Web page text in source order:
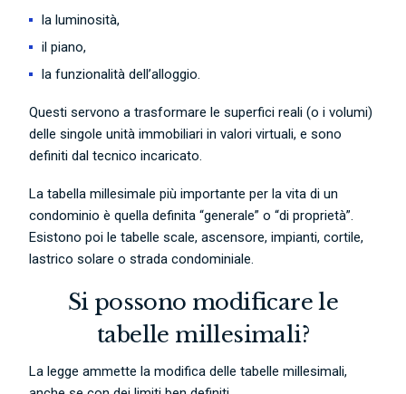
la luminosità,
il piano,
la funzionalità dell’alloggio.
Questi servono a trasformare le superfici reali (o i volumi)
delle singole unità immobiliari in valori virtuali, e sono
definiti dal tecnico incaricato.
La tabella millesimale più importante per la vita di un
condominio è quella definita “generale” o “di proprietà”.
Esistono poi le tabelle scale, ascensore, impianti, cortile,
lastrico solare o strada condominiale.
Si possono modificare le
tabelle millesimali?
La legge ammette la modifica delle tabelle millesimali,